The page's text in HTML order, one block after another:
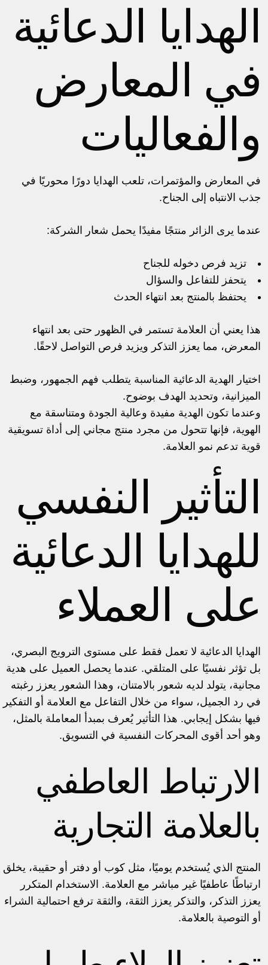
الهدايا الدعائية
في المعارض
والفعاليات
في المعارض والمؤتمرات، تلعب الهدايا دورًا محوريًا في
جذب الانتباه إلى الجناح.
عندما يرى الزائر منتجًا مفيدًا يحمل شعار الشركة:
تزيد فرص دخوله للجناح
يتحفز للتفاعل والسؤال
يحتفظ بالمنتج بعد انتهاء الحدث
هذا يعني أن العلامة تستمر في الظهور حتى بعد انتهاء
المعرض، مما يعزز التذكر ويزيد فرص التواصل لاحقًا.
اختيار الهدية الدعائية المناسبة يتطلب فهم الجمهور، وضبط
الميزانية، وتحديد الهدف بوضوح.
وعندما تكون الهدية مفيدة وعالية الجودة ومتناسقة مع
الهوية، فإنها تتحول من مجرد منتج مجاني إلى أداة تسويقية
قوية تدعم نمو العلامة.
التأثير النفسي
للهدايا الدعائية
على العملاء
الهدايا الدعائية لا تعمل فقط على مستوى الترويج البصري،
بل تؤثر نفسيًا على المتلقي. عندما يحصل العميل على هدية
مجانية، يتولد لديه شعور بالامتنان، وهذا الشعور يعزز رغبته
في رد الجميل، سواء من خلال التفاعل مع العلامة أو التفكير
فيها بشكل إيجابي. هذا التأثير يُعرف بمبدأ المعاملة بالمثل،
وهو أحد أقوى المحركات النفسية في التسويق.
الارتباط العاطفي
بالعلامة التجارية
المنتج الذي يُستخدم يوميًا، مثل كوب أو دفتر أو حقيبة، يخلق
ارتباطًا عاطفيًا غير مباشر مع العلامة. الاستخدام المتكرر
يعزز التذكر، والتذكر يعزز الثقة، والثقة ترفع احتمالية الشراء
أو التوصية بالعلامة.